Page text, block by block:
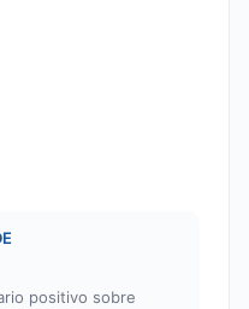
positivo sobre